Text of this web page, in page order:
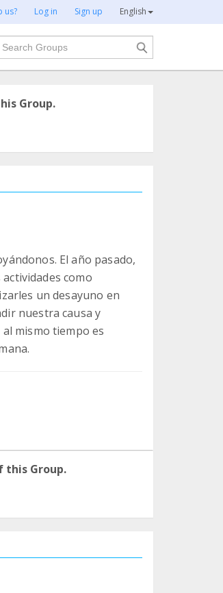
us? Log in Sign up English
Search
Group.
El año pasado,
como
un desayuno en
nuestra causa y
mismo tiempo es
this Group.